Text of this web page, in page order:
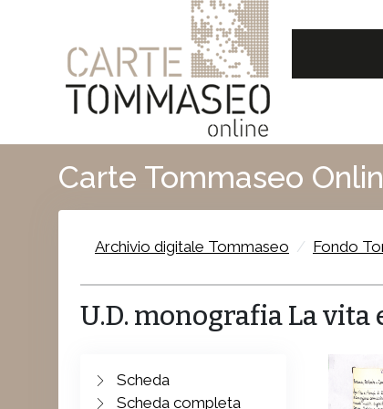
Carte Tommaseo
Archivio digitale Tommaseo Fondo
U.D. monografia La
Scheda
Scheda completa